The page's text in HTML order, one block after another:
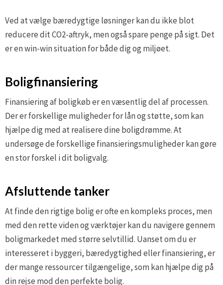
Ved at vælge bæredygtige løsninger kan du ikke blot
reducere dit CO2-aftryk, men også spare penge på sigt. Det
er en win-win situation for både dig og miljøet.
Boligfinansiering
Finansiering af boligkøb er en væsentlig del af processen.
Der er forskellige muligheder for lån og støtte, som kan
hjælpe dig med at realisere dine boligdrømme. At
undersøge de forskellige finansieringsmuligheder kan gøre
en stor forskel i dit boligvalg.
Afsluttende tanker
At finde den rigtige bolig er ofte en kompleks proces, men
med den rette viden og værktøjer kan du navigere gennem
boligmarkedet med større selvtillid. Uanset om du er
interesseret i byggeri, bæredygtighed eller finansiering, er
der mange ressourcer tilgængelige, som kan hjælpe dig på
din rejse mod den perfekte bolig.